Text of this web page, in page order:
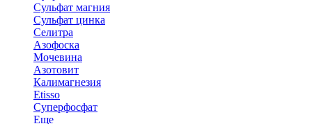
Сульфат магния
Сульфат цинка
Селитра
Азофоска
Мочевина
Азотовит
Калимагнезия
Etisso
Суперфосфат
Еще